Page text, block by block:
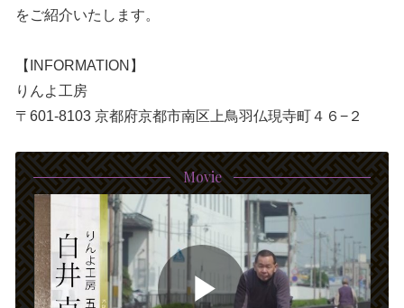
をご紹介いたします。
【INFORMATION】
りんよ工房
〒601-8103 京都府京都市南区上鳥羽仏現寺町４６−２
Movie